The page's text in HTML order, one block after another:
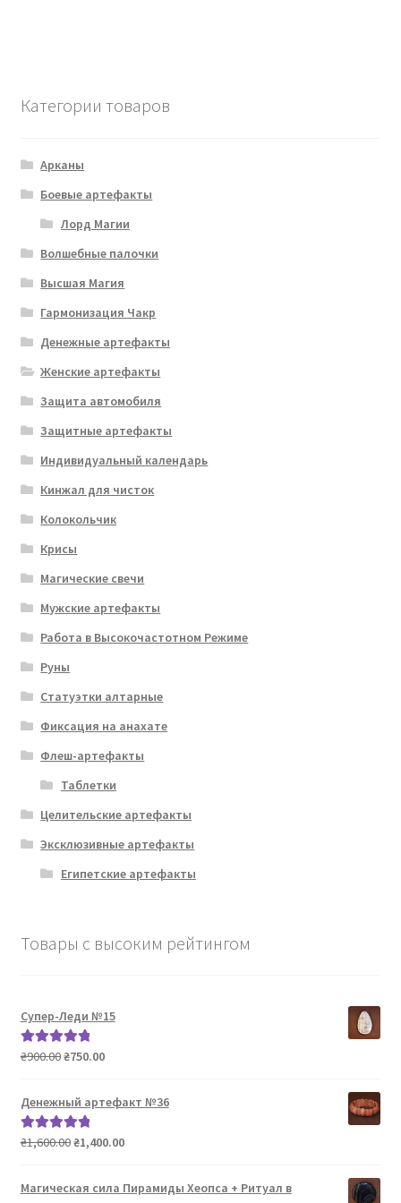
Категории товаров
Арканы
Боевые артефакты
Лорд Магии
Волшебные палочки
Высшая Магия
Гармонизация Чакр
Денежные артефакты
Женские артефакты
Защита автомобиля
Защитные артефакты
Индивидуальный календарь
Кинжал для чисток
Колокольчик
Крисы
Магические свечи
Мужские артефакты
Работа в Высокочастотном Режиме
Руны
Статуэтки алтарные
Фиксация на анахате
Флеш-артефакты
Таблетки
Целительские артефакты
Эксклюзивные артефакты
Египетские артефакты
Товары с высоким рейтингом
Супер-Леди №15
Оценка5.00
₴900.00Первоначальная
составляла
₴900.00.
₴750.00Текущая
₴750.00.
Денежный артефакт №36
Оценка5.00
₴1,600.00Первоначальная
₴1,400.00Текущая
Магическая сила Пирамиды Хеопса + Ритуал в